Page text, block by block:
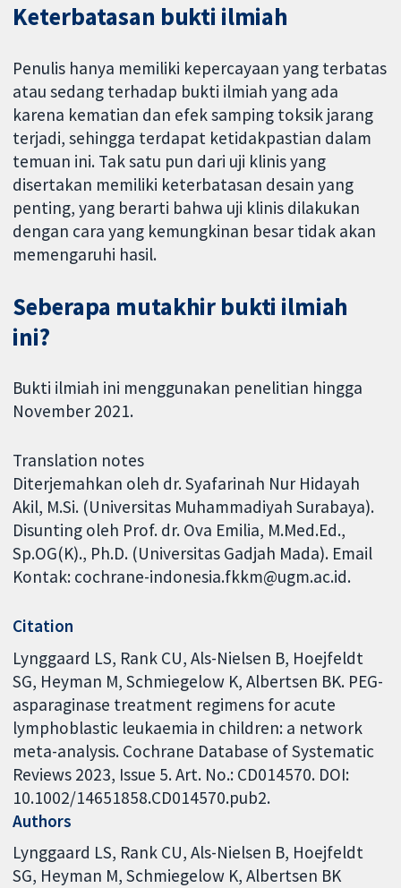
Keterbatasan bukti ilmiah
Penulis hanya memiliki kepercayaan yang terbatas
atau sedang terhadap bukti ilmiah yang ada
karena kematian dan efek samping toksik jarang
terjadi, sehingga terdapat ketidakpastian dalam
temuan ini. Tak satu pun dari uji klinis yang
disertakan memiliki keterbatasan desain yang
penting, yang berarti bahwa uji klinis dilakukan
dengan cara yang kemungkinan besar tidak akan
memengaruhi hasil.
Seberapa mutakhir bukti ilmiah
ini?
Bukti ilmiah ini menggunakan penelitian hingga
November 2021.
Translation notes
Diterjemahkan oleh dr. Syafarinah Nur Hidayah
Akil, M.Si. (Universitas Muhammadiyah Surabaya).
Disunting oleh Prof. dr. Ova Emilia, M.Med.Ed.,
Sp.OG(K)., Ph.D. (Universitas Gadjah Mada). Email
Kontak: cochrane-indonesia.fkkm@ugm.ac.id.
Citation
Lynggaard LS, Rank CU, Als-Nielsen B, Hoejfeldt
SG, Heyman M, Schmiegelow K, Albertsen BK. PEG-
asparaginase treatment regimens for acute
lymphoblastic leukaemia in children: a network
meta-analysis. Cochrane Database of Systematic
Reviews 2023, Issue 5. Art. No.: CD014570. DOI:
10.1002/14651858.CD014570.pub2.
Authors
Lynggaard LS Rank CU Als-Nielsen B Hoejfeldt
SG Heyman M Schmiegelow K Albertsen BK